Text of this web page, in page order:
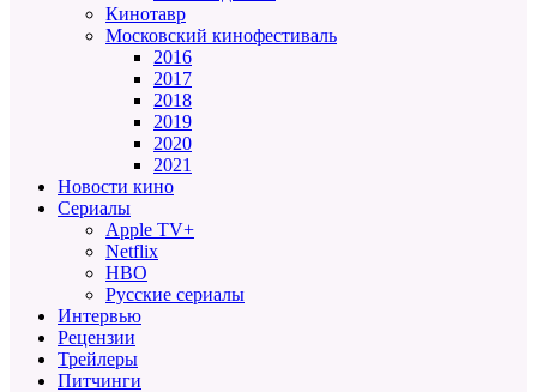
Кинотавр
Московский кинофестиваль
2016
2017
2018
2019
2020
2021
Новости кино
Сериалы
Apple TV+
Netflix
HBO
Русские сериалы
Интервью
Рецензии
Трейлеры
Питчинги